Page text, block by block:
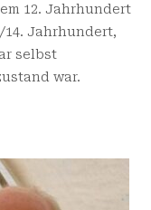
12. Jahrhundert
14. Jahrhundert,
selbst
war.